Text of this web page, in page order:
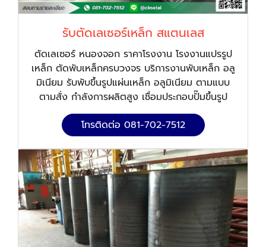
รับตัดเลเซอร์เหล็ก สแตนเลส
ตัดเลเซอร์ หนองจอก ราคาโรงงาน โรงงานแปรรูป
เหล็ก ตัดพับเหล็กครบวงจร บริการงานพับเหล็ก อลู
มิเนียม รับพับขึ้นรูปแผ่นเหล็ก อลูมิเนียม ตามแบบ
ตามสั่ง กำลังการผลิตสูง เชื่อมประกอบปั๊มขึ้นรูป
โทรติดต่อ 081-702-7512